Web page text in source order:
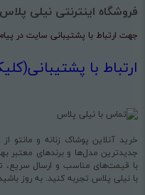
فروشگاه اینترنتی نیلی
جهت ارتباط با پشتیبانی سایت در
ارتباط با
خرید آنلاین پوشاک زنانه و مانتو
جدیدترین مدل‌ها و برندهای معتبر
با قیمت‌های مناسب و ارسال سریع،
با نیلی پلاس تجربه کنید. به روز